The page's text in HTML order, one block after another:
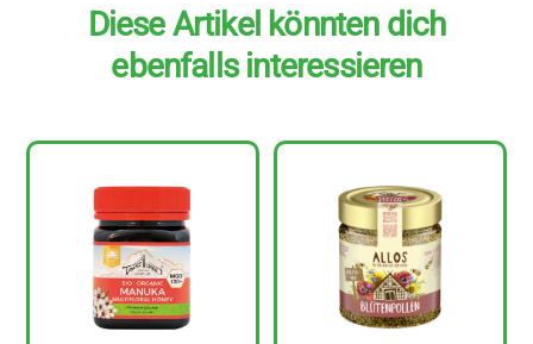
Diese Artikel könnten dich
ebenfalls interessieren